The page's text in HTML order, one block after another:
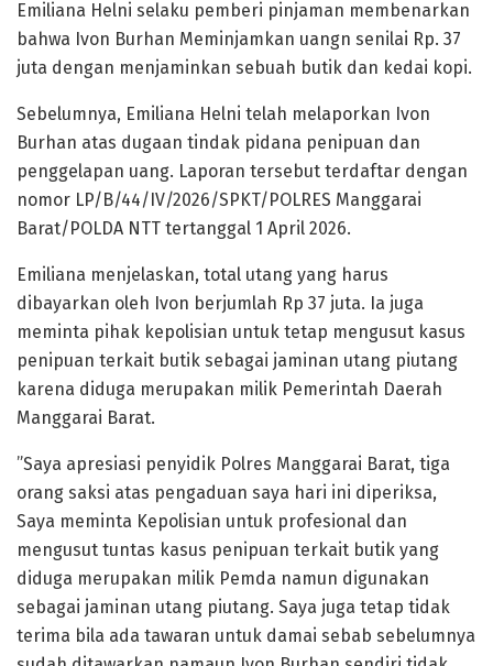
Emiliana Helni selaku pemberi pinjaman membenarkan
bahwa Ivon Burhan Meminjamkan uangn senilai Rp. 37
juta dengan menjaminkan sebuah butik dan kedai kopi.
Sebelumnya, Emiliana Helni telah melaporkan Ivon
Burhan atas dugaan tindak pidana penipuan dan
penggelapan uang. Laporan tersebut terdaftar dengan
nomor LP/B/44/IV/2026/SPKT/POLRES Manggarai
Barat/POLDA NTT tertanggal 1 April 2026.
​Emiliana menjelaskan, total utang yang harus
dibayarkan oleh Ivon berjumlah Rp 37 juta. Ia juga
meminta pihak kepolisian untuk tetap mengusut kasus
penipuan terkait butik sebagai jaminan utang piutang
karena diduga merupakan milik Pemerintah Daerah
Manggarai Barat.
​”Saya apresiasi penyidik Polres Manggarai Barat, tiga
orang saksi atas pengaduan saya hari ini diperiksa,
Saya meminta Kepolisian untuk profesional dan
mengusut tuntas kasus penipuan terkait butik yang
diduga merupakan milik Pemda namun digunakan
sebagai jaminan utang piutang. Saya juga tetap tidak
terima bila ada tawaran untuk damai sebab sebelumnya